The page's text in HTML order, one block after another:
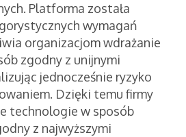
Platforma została
wymagań
organizacjom wdrażanie
zgodny z unijnymi
jednocześnie ryzyko
Dzięki temu firmy
technologie w sposób
z najwyższymi